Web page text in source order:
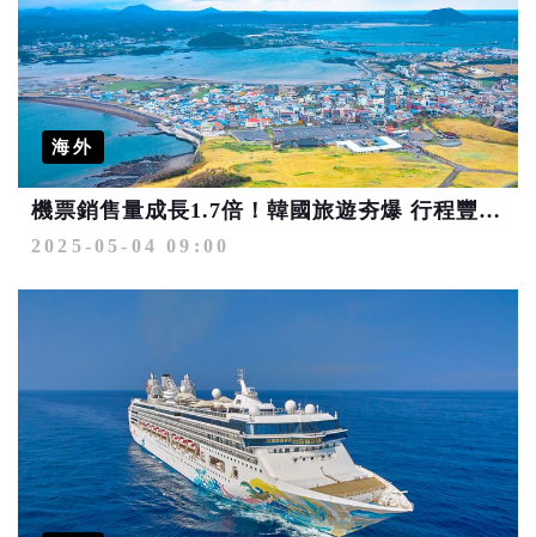
海外
機票銷售量成長1.7倍！韓國旅遊夯爆 行程豐富優惠多
2025-05-04 09:00